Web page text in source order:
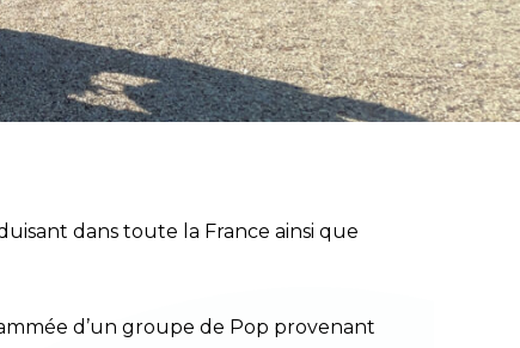
dans toute la France ainsi que
d’un groupe de Pop provenant